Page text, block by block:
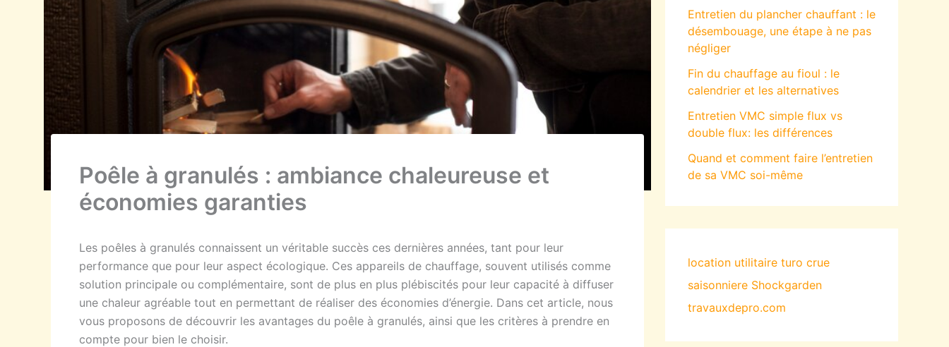
Poêle à granulés : ambiance chaleureuse et
économies garanties
Les poêles à granulés connaissent un véritable succès ces dernières années, tant pour leur
performance que pour leur aspect écologique. Ces appareils de chauffage, souvent utilisés comme
solution principale ou complémentaire, sont de plus en plus plébiscités pour leur capacité à diffuser
une chaleur agréable tout en permettant de réaliser des économies d’énergie. Dans cet article, nous
vous proposons de découvrir les avantages du poêle à granulés, ainsi que les critères à prendre en
compte pour bien le choisir.
Entretien du plancher chauffant : le
désembouage, une étape à ne pas
négliger
Fin du chauffage au fioul : le
calendrier et les alternatives
Entretien VMC simple flux vs
double flux: les différences
Quand et comment faire l’entretien
de sa VMC soi-même
location utilitaire turo crue
saisonniere Shockgarden
travauxdepro.com